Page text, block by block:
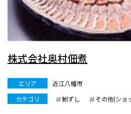
株式会社奥村佃煮
エリア
近江八幡市
カテゴリ
鮒ずし その他(ショ